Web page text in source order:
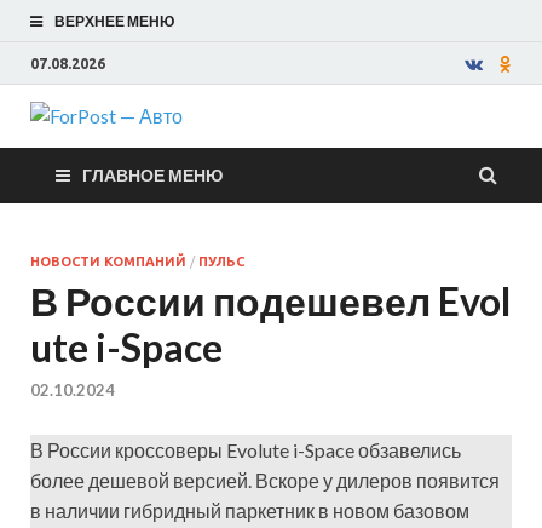
ВЕРХНЕЕ МЕНЮ
07.08.2026
ForPost —
Авто
ГЛАВНОЕ МЕНЮ
НОВОСТИ КОМПАНИЙ / ПУЛЬС
В России подешевел Evol
ute i-Space
02.10.2024
В России кроссоверы Evolute i-Space обзавелись
более дешевой версией. Вскоре у дилеров появится
в наличии гибридный паркетник в новом базовом